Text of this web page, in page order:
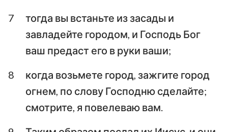
7
тогда вы встаньте из засады и
завладейте городом, и Господь Бог
ваш предаст его в руки ваши;
8
когда возьмете город, зажгите город
огнем, по слову Господню сделайте;
смотрите, я повелеваю вам.